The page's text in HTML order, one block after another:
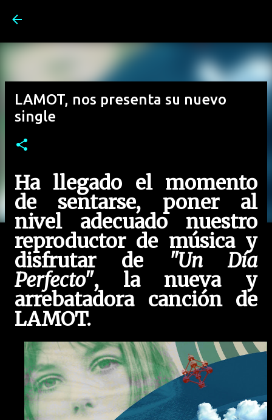
LAMOT, nos presenta su nuevo
single
Ha llegado el momento
de sentarse, poner al
nivel adecuado nuestro
reproductor de música y
disfrutar de "Un Día
Perfecto", la nueva y
arrebatadora canción de
LAMOT.